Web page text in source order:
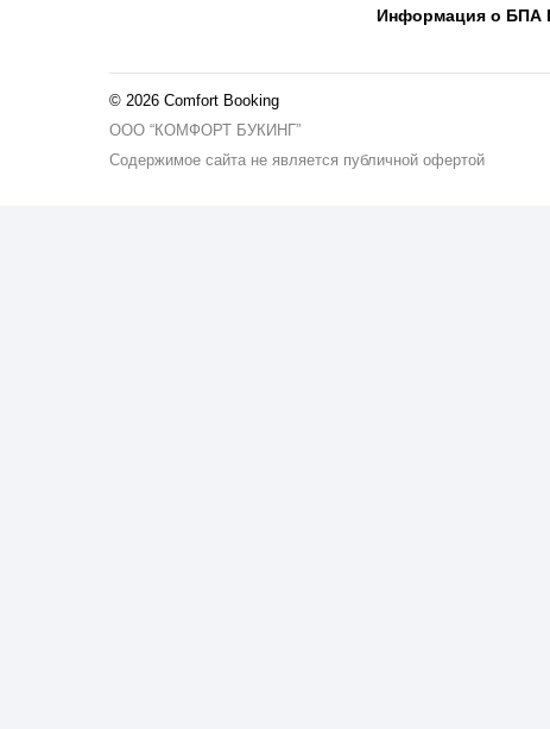
Информация о БПА
© 2026 Comfort Booking
ООО “КОМФОРТ БУКИНГ”
Содержимое сайта не является публичной офертой